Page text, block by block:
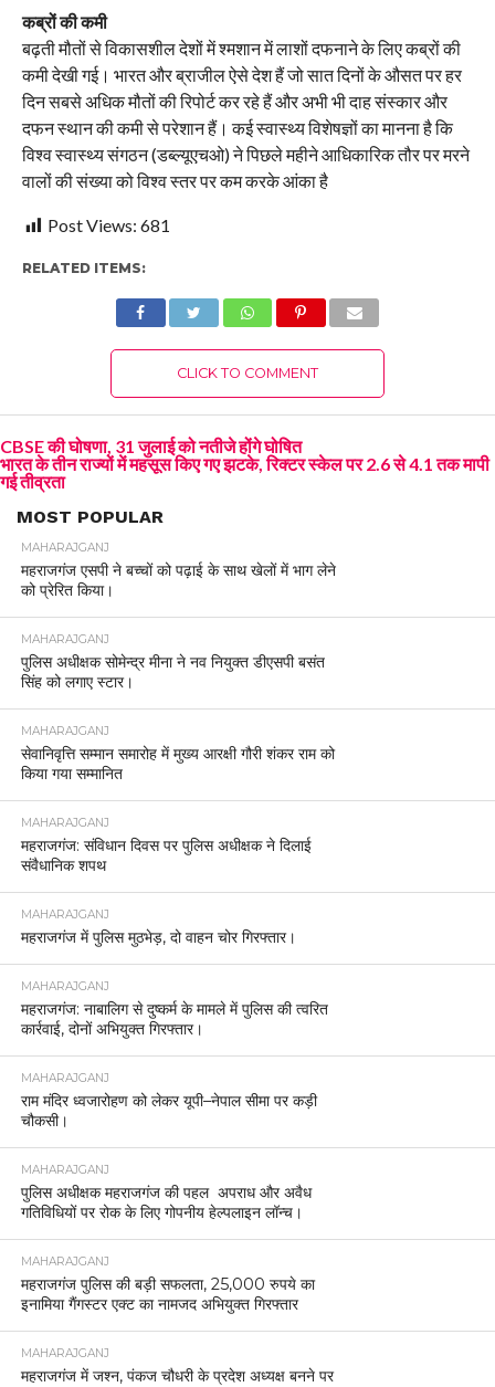
कब्रों की कमी
बढ़ती मौतों से विकासशील देशों में श्मशान में लाशों दफनाने के लिए कब्रों की
कमी देखी गई। भारत और ब्राजील ऐसे देश हैं जो सात दिनों के औसत पर हर
दिन सबसे अधिक मौतों की रिपोर्ट कर रहे हैं और अभी भी दाह संस्कार और
दफन स्थान की कमी से परेशान हैं। कई स्वास्थ्य विशेषज्ञों का मानना है कि
विश्व स्वास्थ्य संगठन (डब्ल्यूएचओ) ने पिछले महीने आधिकारिक तौर पर मरने
वालों की संख्या को विश्व स्तर पर कम करके आंका है
Post Views: 681
RELATED ITEMS:
CLICK TO COMMENT
CBSE की घोषणा, 31 जुलाई को नतीजे होंगे घोषित
भारत के तीन राज्यों में महसूस किए गए झटके, रिक्टर स्केल पर 2.6 से 4.1 तक मापी
गई तीव्रता
MOST POPULAR
MAHARAJGANJ
महराजगंज एसपी ने बच्चों को पढ़ाई के साथ खेलों में भाग लेने
को प्रेरित किया।
MAHARAJGANJ
पुलिस अधीक्षक सोमेन्द्र मीना ने नव नियुक्त डीएसपी बसंत
सिंह को लगाए स्टार।
MAHARAJGANJ
सेवानिवृत्ति सम्मान समारोह में मुख्य आरक्षी गौरी शंकर राम को
किया गया सम्मानित
MAHARAJGANJ
महराजगंज: संविधान दिवस पर पुलिस अधीक्षक ने दिलाई
संवैधानिक शपथ
MAHARAJGANJ
महराजगंज में पुलिस मुठभेड़, दो वाहन चोर गिरफ्तार।
MAHARAJGANJ
महराजगंज: नाबालिग से दुष्कर्म के मामले में पुलिस की त्वरित
कार्रवाई, दोनों अभियुक्त गिरफ्तार।
MAHARAJGANJ
राम मंदिर ध्वजारोहण को लेकर यूपी–नेपाल सीमा पर कड़ी
चौकसी।
MAHARAJGANJ
पुलिस अधीक्षक महराजगंज की पहल अपराध और अवैध
गतिविधियों पर रोक के लिए गोपनीय हेल्पलाइन लॉन्च।
MAHARAJGANJ
महराजगंज पुलिस की बड़ी सफलता, 25,000 रुपये का
इनामिया गैंगस्टर एक्ट का नामजद अभियुक्त गिरफ्तार
MAHARAJGANJ
महराजगंज में जश्न, पंकज चौधरी के प्रदेश अध्यक्ष बनने पर